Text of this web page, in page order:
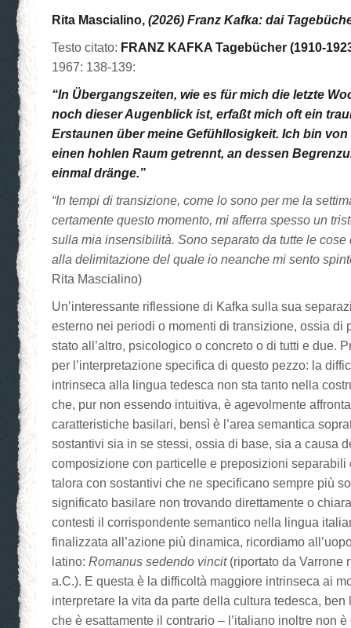
Rita Mascialino, (2026) Franz Kafka: dai
Testo citato: FRANZ KAFKA Tagebücher (1910-
1967: 138-139:
“In Übergangszeiten, wie es für mich die letzte
noch dieser Augenblick ist, erfaßt mich oft ein
Erstaunen über meine Gefühllosigkeit. Ich bin
einen hohlen Raum getrennt, an dessen
einmal dränge.”
“In tempi di transizione, come lo sono per me la
certamente questo momento, mi afferra spesso un
sulla mia insensibilità. Sono separato da tutte le cose
alla delimitazione del quale io neanche mi sento
Rita Mascialino)
Un’interessante riflessione di Kafka sulla sua
esterno nei periodi o momenti di transizione, ossia di
stato all’altro, psicologico o concreto o di tutti e due.
per l’interpretazione specifica di questo pezzo: la
intrinseca alla lingua tedesca non sta tanto nella
che, pur non essendo intuitiva, è agevolmente
caratteristiche basilari, bensì è l’area semantica
sostantivi sia in se stessi, ossia di base, sia a causa
composizione con particelle e preposizioni separabili
talora con sostantivi che ne specificano sempre più
significato basilare non trovando direttamente o
contesti il corrispondente semantico nella lingua
finalizzata all’azione più dinamica, ricordiamo
latino: Romanus sedendo vincit(riportato da Varrone
a.C.). E questa è la difficoltà maggiore intrinseca ai
interpretare la vita da parte della cultura tedesca, ben
che è esattamente il contrario – l’italiano inoltre non